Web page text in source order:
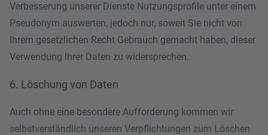
Verbesserung unserer Dienste Nutzungsprofile unter einem
Pseudonym auswerten, jedoch nur, soweit Sie nicht von
Ihrem gesetzlichen Recht Gebrauch gemacht haben, dieser
Verwendung Ihrer Daten zu widersprechen.
6. Löschung von Daten
Auch ohne eine besondere Aufforderung kommen wir
selbstverständlich unseren Verpflichtungen zum Löschen